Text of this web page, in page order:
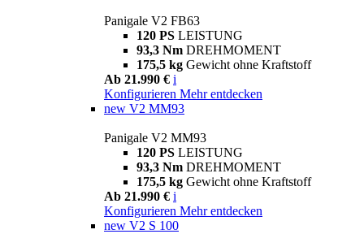
Panigale V2 FB63
120 PS LEISTUNG
93,3 Nm DREHMOMENT
175,5 kg Gewicht ohne Kraftstoff
Ab 21.990 € i
Konfigurieren Mehr entdecken
new V2 MM93
Panigale V2 MM93
120 PS LEISTUNG
93,3 Nm DREHMOMENT
175,5 kg Gewicht ohne Kraftstoff
Ab 21.990 € i
Konfigurieren Mehr entdecken
new V2 S 100